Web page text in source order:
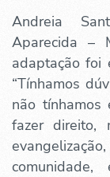
Andreia
Aparecida –
adaptação foi
“Tínhamos
não tínhamos
fazer direito,